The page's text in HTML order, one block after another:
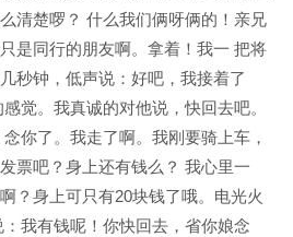
清楚啰？ 什么我们俩呀俩的！亲兄
是同行的朋友啊。拿着！我一 把将
秒钟，低声说：好吧，我接着了
觉。我真诚的对他说，快回去吧。
你了。我走了啊。我刚要骑上车，
票吧？身上还有钱么？ 我心里一
？身上可只有20块钱了哦。电光火
我有钱呢！你快回去，省你娘念